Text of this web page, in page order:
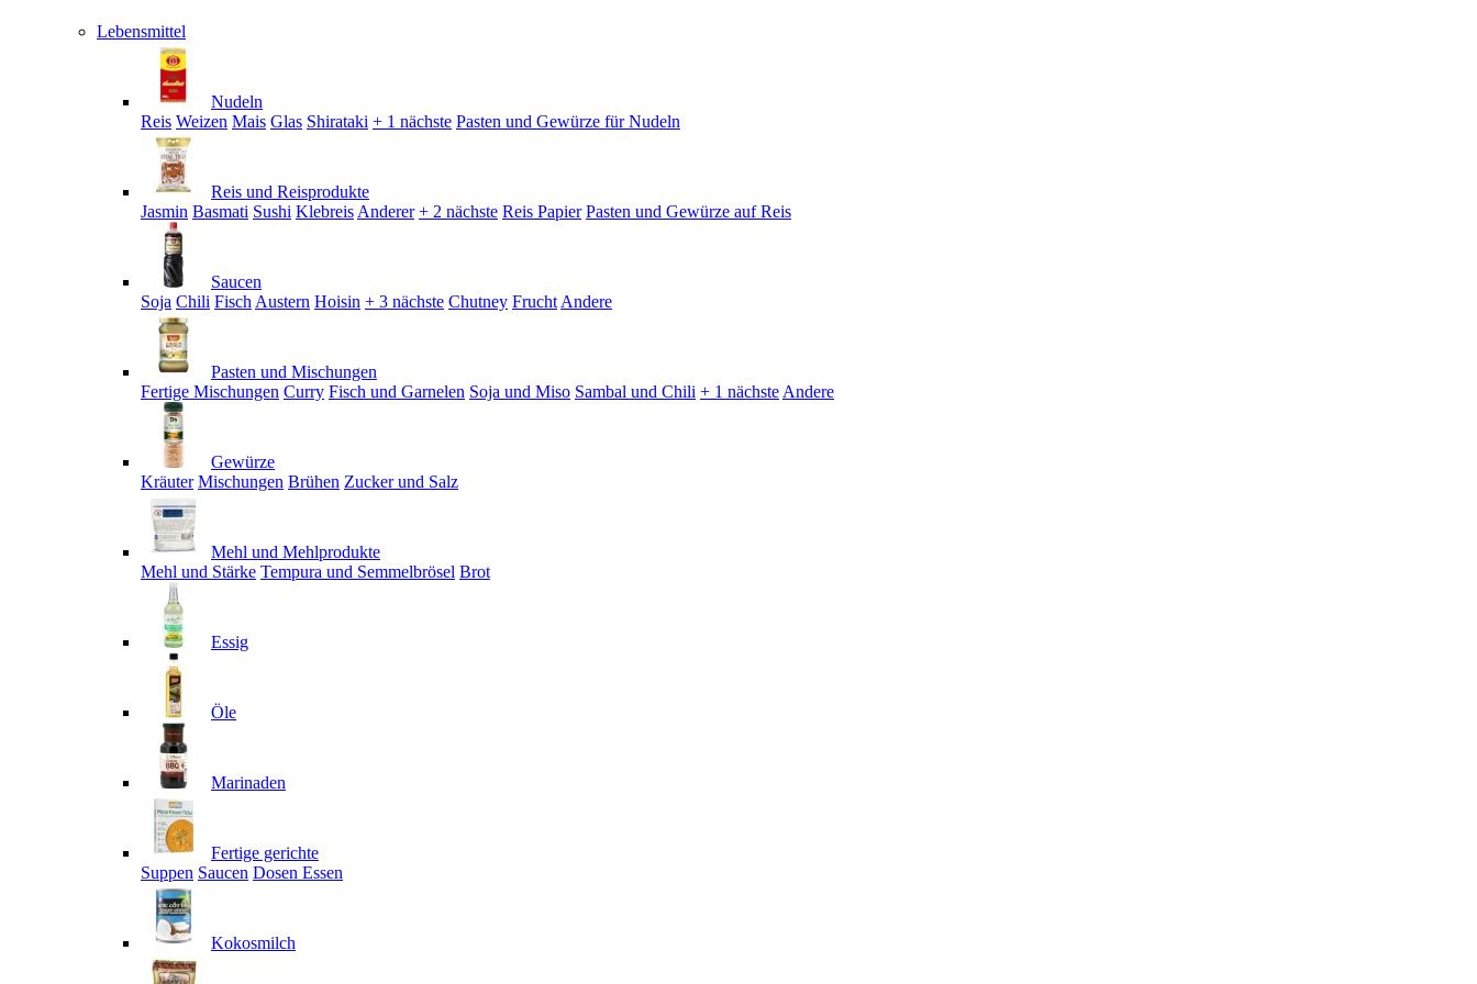
Lebensmittel
Nudeln
Reis Weizen Mais Glas Shirataki + 1 nächste Pasten und Gewürze für Nudeln
Reis und Reisprodukte
Jasmin Basmati Sushi Klebreis Anderer + 2 nächste Reis Papier Pasten und Gewürze auf Reis
Saucen
Soja Chili Fisch Austern Hoisin + 3 nächste Chutney Frucht Andere
Pasten und Mischungen
Fertige Mischungen Curry Fisch und Garnelen Soja und Miso Sambal und Chili + 1 nächste Andere
Gewürze
Kräuter Mischungen Brühen Zucker und Salz
Mehl und Mehlprodukte
Mehl und Stärke Tempura und Semmelbrösel Brot
Essig
Öle
Marinaden
Fertige gerichte
Suppen Saucen Dosen Essen
Kokosmilch